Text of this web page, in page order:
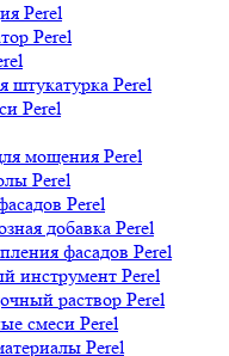
Perel
Perel
штукатурка Perel
Perel
мощения Perel
Perel
Perel
добавка Perel
фасадов Perel
инструмент Perel
раствор Perel
смеси Perel
Perel